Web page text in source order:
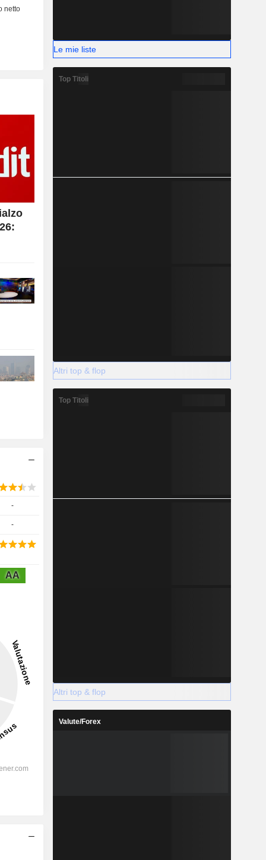
-
-
AA
Le mie liste
Top Titoli
Altri top & flop
Top Titoli
Altri top & flop
Valute/Forex